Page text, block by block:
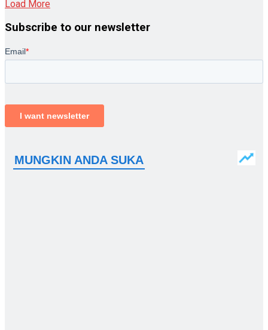
Load More
Subscribe to our newsletter